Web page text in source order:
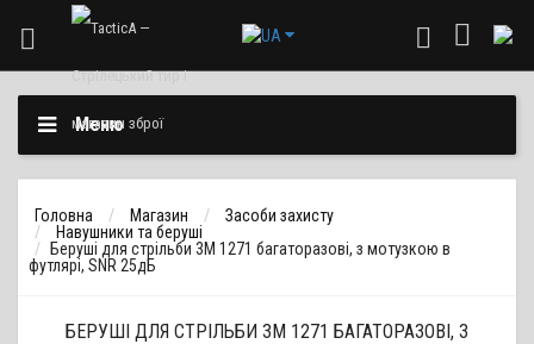
Меню
Головна Магазин
Засоби захисту
Навушники та беруші
Беруші для стрільби 3M 1271 багаторазові, з мотузкою в
футлярі, SNR 25дБ
БЕРУШІ ДЛЯ СТРІЛЬБИ 3M 1271 БАГАТОРАЗОВІ, З